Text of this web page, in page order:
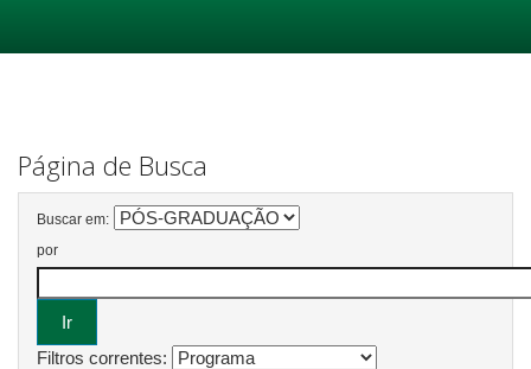
Página de Busca
Buscar em:
por
Filtros correntes: